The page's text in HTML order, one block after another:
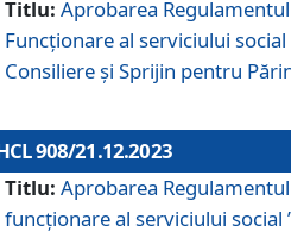
Titlu: Aprobarea
Funcționare al serviciului
Consiliere şi Sprijin pentru
908/21.12.2023
Titlu: Aprobarea
funcţionare al serviciului social